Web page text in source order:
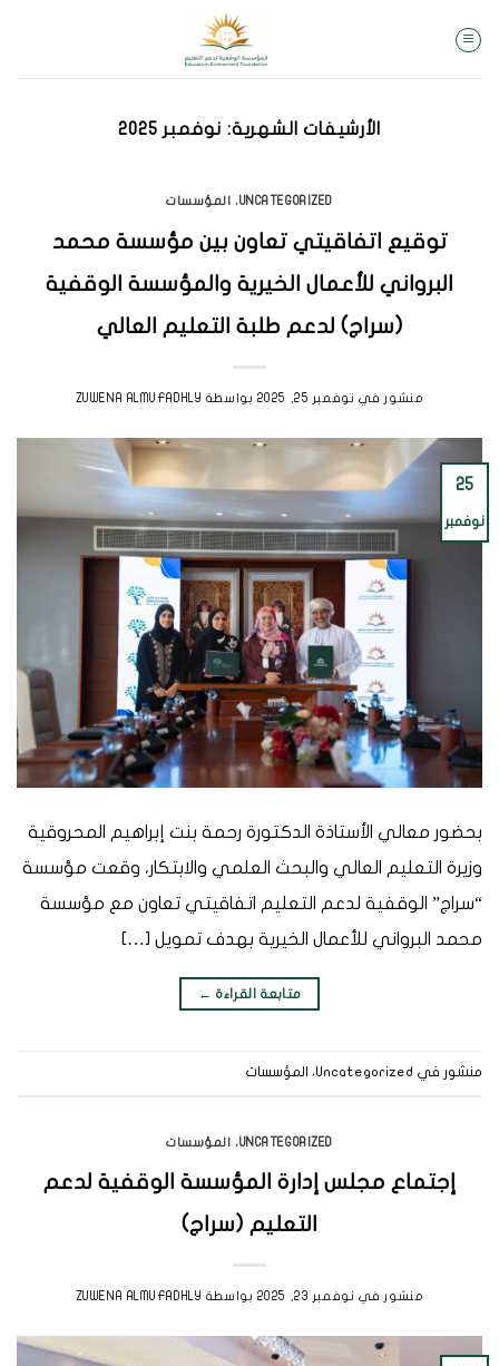
للمحتوى
الأرشيفات الشهرية: نوفمبر 2025
UNCATEGORIZED، المؤسسات
توقيع اتفاقيتي تعاون بين مؤسسة محمد
البرواني للأعمال الخيرية والمؤسسة الوقفية
(سراج) لدعم طلبة التعليم العالي
منشور في نوفمبر 25, 2025 بواسطة ZUWENA ALMUFADHLY
25
نوفمبر
بحضور معالي الأستاذة الدكتورة رحمة بنت إبراهيم المحروقية
وزيرة التعليم العالي والبحث العلمي والابتكار، وقعت مؤسسة
“سراج” الوقفية لدعم التعليم اتفاقيتي تعاون مع مؤسسة
محمد البرواني للأعمال الخيرية بهدف تمويل […]
متابعة القراءة ←
منشور في Uncategorized، المؤسسات
UNCATEGORIZED، المؤسسات
إجتماع مجلس إدارة المؤسسة الوقفية لدعم
التعليم (سراج)
منشور في نوفمبر 23, 2025 بواسطة ZUWENA ALMUFADHLY